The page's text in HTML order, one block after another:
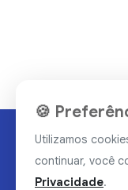
🍪
Utilizamos
continuar, você
Privacidade.